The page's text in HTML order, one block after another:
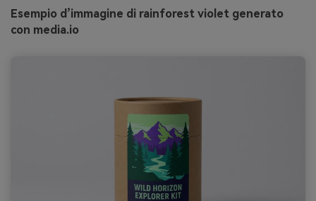
Esempio d’immagine di rainforest violet generato
con media.io